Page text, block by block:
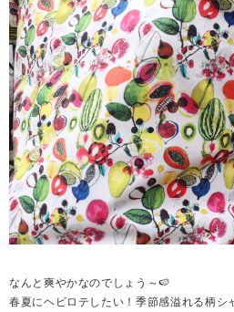
なんと爽やかなのでしょう～🍉
春夏にヘビロテしたい！季節感溢れる柄シ